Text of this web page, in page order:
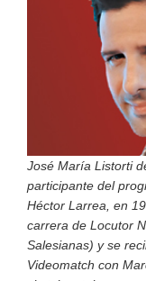
José María Listorti
participante del
Héctor Larrea, en
carrera de Locutor
Salesianas) y se
Videomatch con